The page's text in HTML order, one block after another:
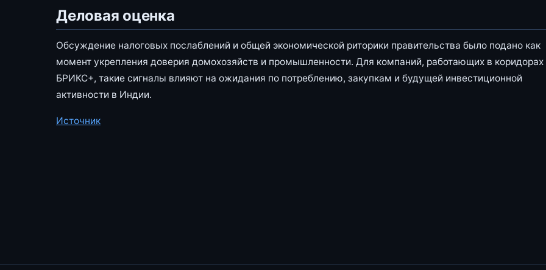
Деловая оценка
Обсуждение налоговых послаблений и общей экономической риторики правительства было подано как
момент укрепления доверия домохозяйств и промышленности. Для компаний, работающих в коридорах
БРИКС+, такие сигналы влияют на ожидания по потреблению, закупкам и будущей инвестиционной
активности в Индии.
Источник